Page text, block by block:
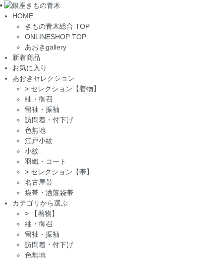
Toggle
navigation
HOME
きもの青木総合 TOP
ONLINESHOP TOP
あおきgallery
新着商品
お気に入り
あおきセレクション
> セレクション【着物】
紬・御召
留袖・振袖
訪問着・付下げ
色無地
江戸小紋
小紋
羽織・コート
> セレクション【帯】
名古屋帯
袋帯・洒落袋帯
カテゴリから選ぶ
>
【着物】
紬・御召
留袖・振袖
訪問着・付下げ
色無地